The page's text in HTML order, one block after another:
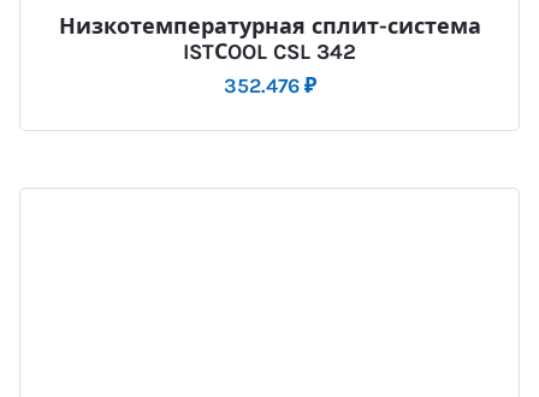
Низкотемпературная сплит-система
ISTСOOL CSL 342
352.476 ₽